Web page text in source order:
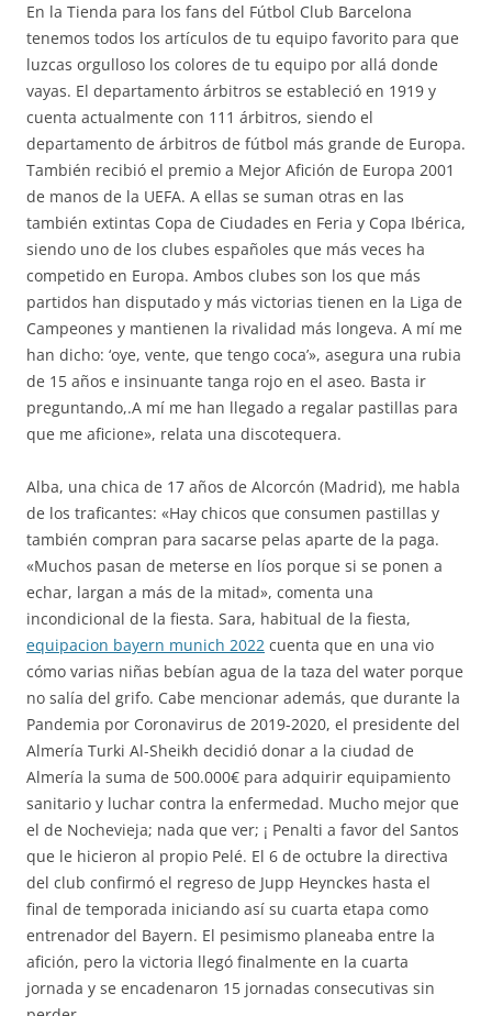
En la Tienda para los fans del Fútbol Club Barcelona
tenemos todos los artículos de tu equipo favorito para que
luzcas orgulloso los colores de tu equipo por allá donde
vayas. El departamento árbitros se estableció en 1919 y
cuenta actualmente con 111 árbitros, siendo el
departamento de árbitros de fútbol más grande de Europa.
También recibió el premio a Mejor Afición de Europa 2001
de manos de la UEFA. A ellas se suman otras en las
también extintas Copa de Ciudades en Feria y Copa Ibérica,
siendo uno de los clubes españoles que más veces ha
competido en Europa. Ambos clubes son los que más
partidos han disputado y más victorias tienen en la Liga de
Campeones y mantienen la rivalidad más longeva. A mí me
han dicho: ‘oye, vente, que tengo coca’», asegura una rubia
de 15 años e insinuante tanga rojo en el aseo. Basta ir
preguntando,.A mí me han llegado a regalar pastillas para
que me aficione», relata una discotequera.
Alba, una chica de 17 años de Alcorcón (Madrid), me habla
de los traficantes: «Hay chicos que consumen pastillas y
también compran para sacarse pelas aparte de la paga.
«Muchos pasan de meterse en líos porque si se ponen a
echar, largan a más de la mitad», comenta una
incondicional de la fiesta. Sara, habitual de la fiesta,
equipacion bayern munich 2022 cuenta que en una vio
cómo varias niñas bebían agua de la taza del water porque
no salía del grifo. Cabe mencionar además, que durante la
Pandemia por Coronavirus de 2019-2020, el presidente del
Almería Turki Al-Sheikh decidió donar a la ciudad de
Almería la suma de 500.000€ para adquirir equipamiento
sanitario y luchar contra la enfermedad. Mucho mejor que
el de Nochevieja; nada que ver; ¡ Penalti a favor del Santos
que le hicieron al propio Pelé. El 6 de octubre la directiva
del club confirmó el regreso de Jupp Heynckes hasta el
final de temporada iniciando así su cuarta etapa como
entrenador del Bayern. El pesimismo planeaba entre la
afición, pero la victoria llegó finalmente en la cuarta
jornada y se encadenaron 15 jornadas consecutivas sin